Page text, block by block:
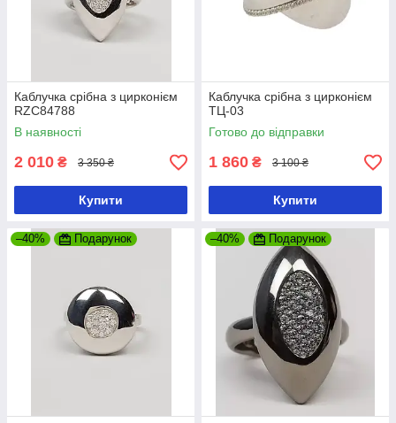
Каблучка срібна з цирконієм
RZC84788
В наявності
2 010 ₴ 3 350 ₴
Купити
Каблучка срібна з цирконієм
ТЦ-03
Готово до відправки
1 860 ₴ 3 100 ₴
Купити
–40% Подарунок –40% Подарунок